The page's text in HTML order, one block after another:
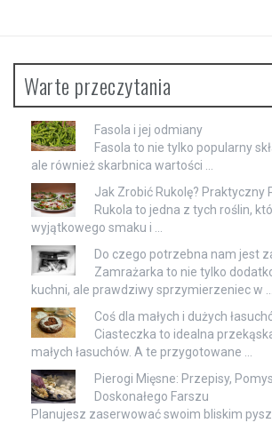
Warte przeczytania
Fasola i jej odmiany
Fasola to nie tylko popularny
ale również skarbnica wartości …
Jak Zrobić Rukolę? Praktyczny
Rukola to jedna z tych roślin,
wyjątkowego smaku i …
Do czego potrzebna nam jest
Zamrażarka to nie tylko
kuchni, ale prawdziwy sprzymierzeniec w …
Coś dla małych i dużych
Ciasteczka to idealna
małych łasuchów. A te przygotowane …
Pierogi Mięsne: Przepisy,
Doskonałego Farszu
Planujesz zaserwować swoim bliskim